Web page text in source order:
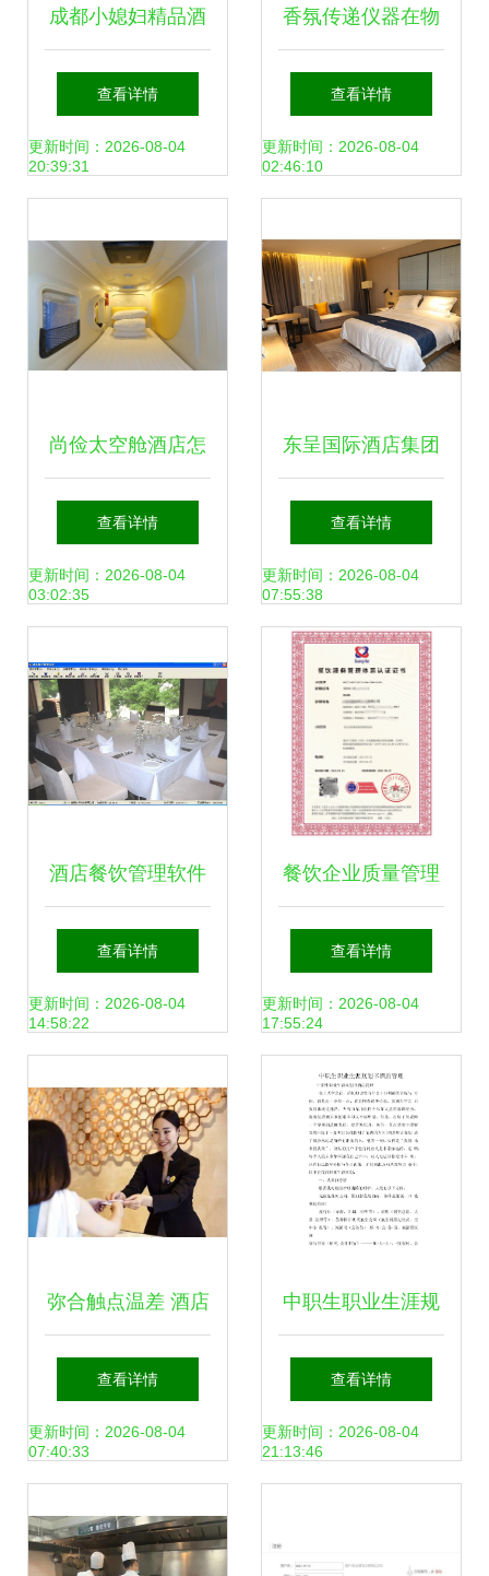
成都小媳妇精品酒
店管理有限责任公
司的运营策略与行
查看详情
更新时间：2026-08-04
20:39:31
香氛传递仪器在物
业中心及酒店管理
中的应用 提升客户
查看详情
更新时间：2026-08-04
02:46:10
尚俭太空舱酒店怎
么加盟?
查看详情
更新时间：2026-08-04
03:02:35
东呈国际酒店集团
以标准与创新引领
酒店管理行业的未
来
查看详情
更新时间：2026-08-04
07:55:38
酒店餐饮管理软件
赋能高效运营与卓
越体验
查看详情
更新时间：2026-08-04
14:58:22
餐饮企业质量管理
体系认证证书
GB/T33497-2017
酒店管理的黄金标
准
查看详情
更新时间：2026-08-04
17:55:24
弥合触点温差 酒店
管理中优质服务与
客户感受的差距缩
查看详情
更新时间：2026-08-04
07:40:33
中职生职业生涯规
划书 扬帆酒店管
理，开启职场新航
查看详情
更新时间：2026-08-04
21:13:46